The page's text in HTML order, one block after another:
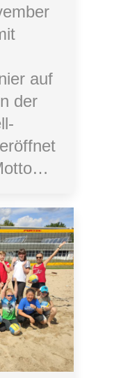
auf
der